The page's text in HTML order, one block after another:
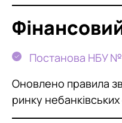
Постанова НБУ
Оновлено правила
ринку